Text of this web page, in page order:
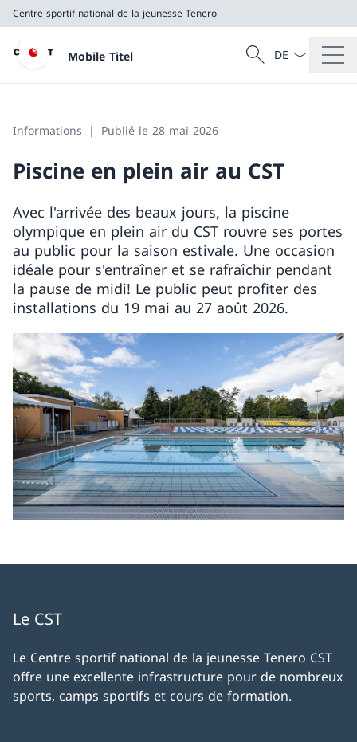
Centre sportif national de la jeunesse Tenero
Mobile Titel
Recherche
Recherche
La langue
Informations Publié le 28 mai 2026
Piscine en plein air au CST
Avec l'arrivée des beaux jours, la piscine
olympique en plein air du CST rouvre ses portes
au public pour la saison estivale. Une occasion
idéale pour s'entraîner et se rafraîchir pendant
la pause de midi! Le public peut profiter des
installations du 19 mai au 27 août 2026.
Le CST
Le Centre sportif national de la jeunesse Tenero CST
offre une excellente infrastructure pour de nombreux
sports, camps sportifs et cours de formation.